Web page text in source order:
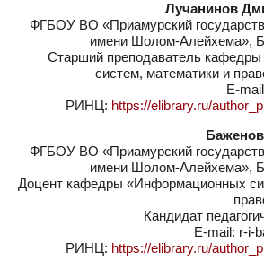
Лучанинов
ФГБОУ ВО «Приамурский
имени Шолом-Алейхема»,
Старший преподаватель
систем, математики и
E-
РИНЦ: https://elibrary.ru/
ФГБОУ ВО «Приамурский
имени Шолом-Алейхема»,
Доцент кафедры «Информационных
Кандидат
E-mail: r-i-
РИНЦ: https://elibrary.ru/